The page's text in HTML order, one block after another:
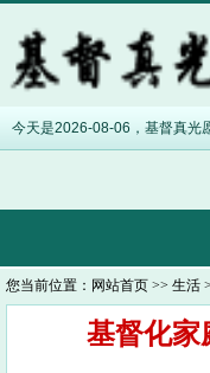
12:15· 以弗所书5:5 ·约翰福音
今天是2026-08-06，基督真光
您当前位置： 网站首页 >> 生活
基督化家